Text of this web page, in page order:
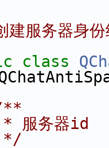
服务器身份
class
服务器id